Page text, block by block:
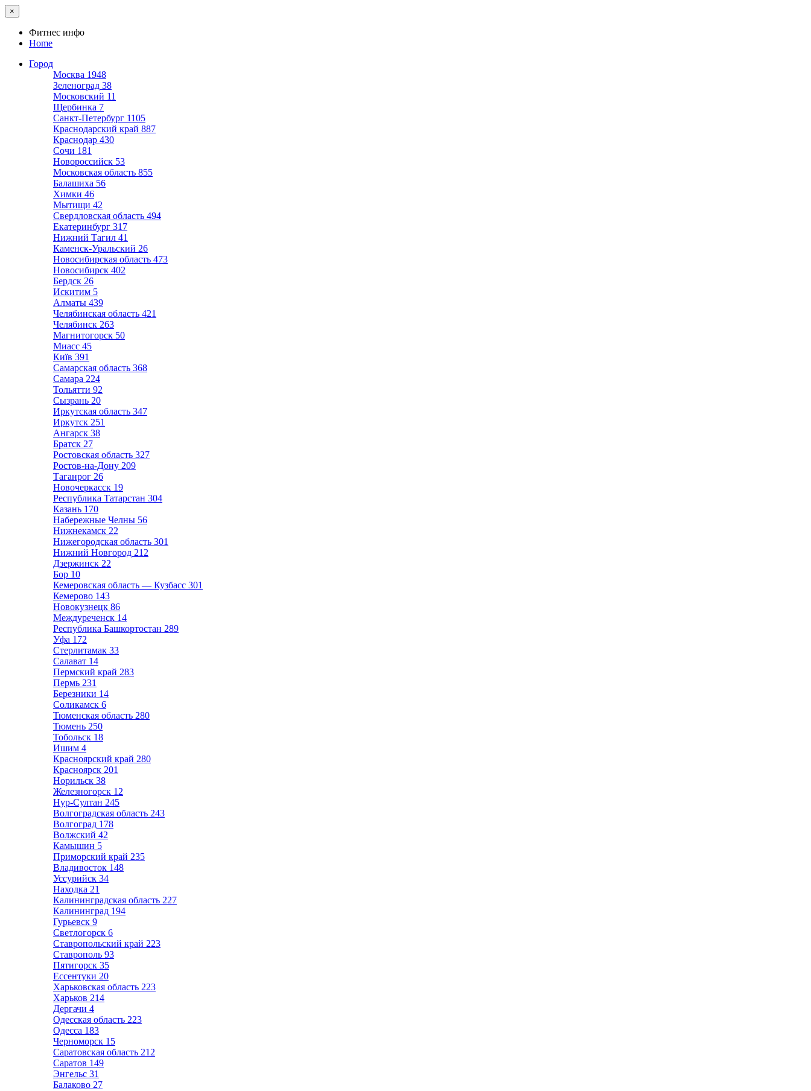
×
Фитнес инфо
Home
Город
Москва 1948
Зеленоград 38
Московский 11
Щербинка 7
Санкт-Петербург 1105
Краснодарский край 887
Краснодар 430
Сочи 181
Новороссийск 53
Московская область 855
Балашиха 56
Химки 46
Мытищи 42
Свердловская область 494
Екатеринбург 317
Нижний Тагил 41
Каменск-Уральский 26
Новосибирская область 473
Новосибирск 402
Бердск 26
Искитим 5
Алматы 439
Челябинская область 421
Челябинск 263
Магнитогорск 50
Миасс 45
Київ 391
Самарская область 368
Самара 224
Тольятти 92
Сызрань 20
Иркутская область 347
Иркутск 251
Ангарск 38
Братск 27
Ростовская область 327
Ростов-на-Дону 209
Таганрог 26
Новочеркасск 19
Республика Татарстан 304
Казань 170
Набережные Челны 56
Нижнекамск 22
Нижегородская область 301
Нижний Новгород 212
Дзержинск 22
Бор 10
Кемеровская область — Кузбасс 301
Кемерово 143
Новокузнецк 86
Междуреченск 14
Республика Башкортостан 289
Уфа 172
Стерлитамак 33
Салават 14
Пермский край 283
Пермь 231
Березники 14
Соликамск 6
Тюменская область 280
Тюмень 250
Тобольск 18
Ишим 4
Красноярский край 280
Красноярск 201
Норильск 38
Железногорск 12
Нур-Султан 245
Волгоградская область 243
Волгоград 178
Волжский 42
Камышин 5
Приморский край 235
Владивосток 148
Уссурийск 34
Находка 21
Калининградская область 227
Калининград 194
Гурьевск 9
Светлогорск 6
Ставропольский край 223
Ставрополь 93
Пятигорск 35
Ессентуки 20
Харьковская область 223
Харьков 214
Дергачи 4
Одесская область 223
Одесса 183
Черноморск 15
Саратовская область 212
Саратов 149
Энгельс 31
Балаково 27